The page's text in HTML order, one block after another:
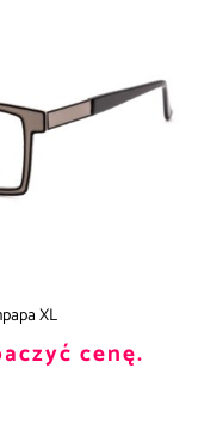
XL
cenę.